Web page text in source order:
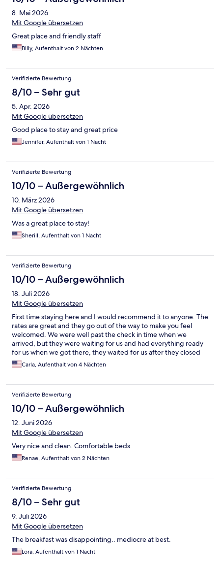
8. Mai 2026
Mit Google übersetzen
Great place and friendly staff
Billy, Aufenthalt von 2 Nächten
Verifizierte Bewertung
8/10 – Sehr gut
5. Apr. 2026
Mit Google übersetzen
Good place to stay and great price
Jennifer, Aufenthalt von 1 Nacht
Verifizierte Bewertung
10/10 – Außergewöhnlich
10. März 2026
Mit Google übersetzen
Was a great place to stay!
Sherill, Aufenthalt von 1 Nacht
Verifizierte Bewertung
10/10 – Außergewöhnlich
18. Juli 2026
Mit Google übersetzen
First time staying here and I would recommend it to anyone. The
rates are great and they go out of the way to make you feel
welcomed. We were well past the check in time when we
arrived, but they were waiting for us and had everything ready
for us when we got there, they waited for us after they closed
the main office. I am so grateful to them I would go back there
again and again.
Carla, Aufenthalt von 4 Nächten
Verifizierte Bewertung
10/10 – Außergewöhnlich
12. Juni 2026
Mit Google übersetzen
Very nice and clean. Comfortable beds.
Renae, Aufenthalt von 2 Nächten
Verifizierte Bewertung
8/10 – Sehr gut
9. Juli 2026
Mit Google übersetzen
The breakfast was disappointing.. mediocre at best.
Lora, Aufenthalt von 1 Nacht